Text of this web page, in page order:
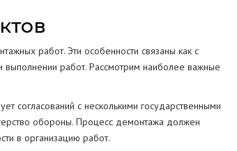
работ. Эти особенности связаны как с
выполнении работ. Рассмотрим наиболее важные
согласований с несколькими государственными
обороны. Процесс демонтажа должен
в организацию работ.